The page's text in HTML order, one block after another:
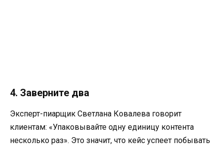
4. Заверните два
Эксперт-пиарщик Светлана Ковалева говорит
клиентам: «Упаковывайте одну единицу контента
несколько раз». Это значит, что кейс успеет побывать